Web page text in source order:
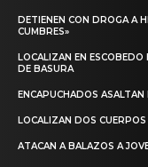
DETIENEN CON DROGA A
CUMBRES»
LOCALIZAN EN
DE BASURA
ENCAPUCHADOS
LOCALIZAN DOS
ATACAN A BALAZOS A